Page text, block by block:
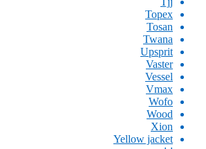
Topex
Tosan
Twana
Upsprit
Vaster
Vessel
Vmax
Wofo
Wood
Xion
Yellow jacket